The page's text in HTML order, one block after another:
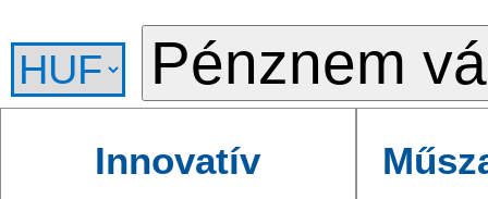
Innovatív